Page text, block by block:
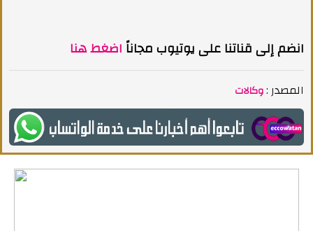
انضم إلى قناتنا على يوتيوب مجاناً اضغط هنا
المصدر :وكالات